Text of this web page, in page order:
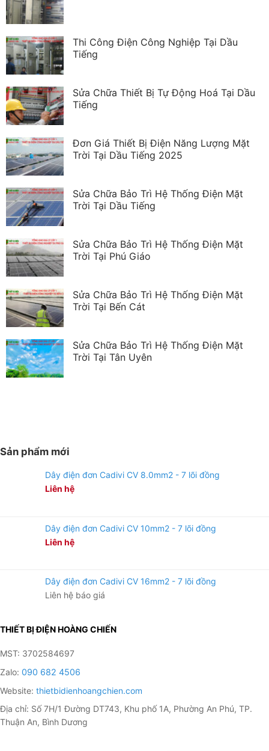
Thi Công Điện Công Nghiệp Tại Dầu
Tiếng
Sửa Chữa Thiết Bị Tự Động Hoá Tại Dầu
Tiếng
Đơn Giá Thiết Bị Điện Năng Lượng Mặt
Trời Tại Dầu Tiếng 2025
Sửa Chữa Bảo Trì Hệ Thống Điện Mặt
Trời Tại Dầu Tiếng
Sửa Chữa Bảo Trì Hệ Thống Điện Mặt
Trời Tại Phú Giáo
Sửa Chữa Bảo Trì Hệ Thống Điện Mặt
Trời Tại Bến Cát
Sửa Chữa Bảo Trì Hệ Thống Điện Mặt
Trời Tại Tân Uyên
Sản phẩm mới
Dây điện đơn Cadivi CV 8.0mm2 - 7 lõi đồng
Liên hệ
Dây điện đơn Cadivi CV 10mm2 - 7 lõi đồng
Liên hệ
Dây điện đơn Cadivi CV 16mm2 - 7 lõi đồng
Liên hệ báo giá
THIẾT BỊ ĐIỆN HOÀNG CHIẾN
MST: 3702584697
Zalo: 090 682 4506
Website: thietbidienhoangchien.com
Địa chỉ: Số 7H/1 Đường DT743, Khu phố 1A, Phường An Phú, TP.
Thuận An, Bình Dương